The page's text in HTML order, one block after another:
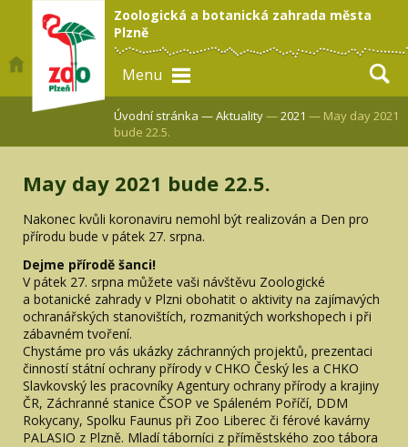
Zoologická a botanická zahrada města
Plzně
Menu
Úvodní stránka —Aktuality—2021 — May day 2021
bude 22.5.
May day 2021 bude 22.5.
Nakonec kvůli koronaviru nemohl být realizován a Den pro
přírodu bude v pátek 27. srpna.
Dejme přírodě šanci!
V pátek 27. srpna můžete vaši návštěvu Zoologické
a botanické zahrady v Plzni obohatit o aktivity na zajímavých
ochranářských stanovištích, rozmanitých workshopech i při
zábavném tvoření.
Chystáme pro vás ukázky záchranných projektů, prezentaci
činností státní ochrany přírody v CHKO Český les a CHKO
Slavkovský les pracovníky Agentury ochrany přírody a krajiny
ČR, Záchranné stanice ČSOP ve Spáleném Poříčí, DDM
Rokycany, Spolku Faunus při Zoo Liberec či férové kavárny
PALASIO z Plzně. Mladí táborníci z příměstského zoo tábora